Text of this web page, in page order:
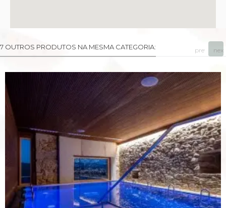
7 OUTROS PRODUTOS NA MESMA CATEGORIA: prev next